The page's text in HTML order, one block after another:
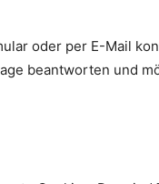
oder per E-Mail
beantworten und